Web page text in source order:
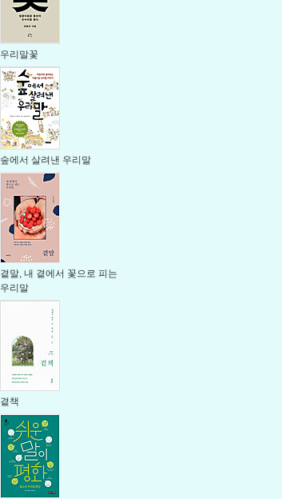
우리말꽃
숲에서 살려낸 우리말
곁말, 내 곁에서 꽃으로 피는
우리말
곁책